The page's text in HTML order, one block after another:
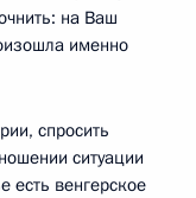
на Ваш
именно
спросить
ситуации
есть венгерское